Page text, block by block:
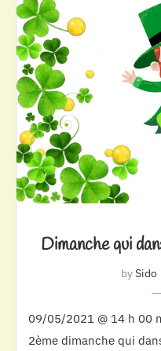
Dimanche qui
bySido
09/05/2021 @ 14 h 00
2ème dimanche qui